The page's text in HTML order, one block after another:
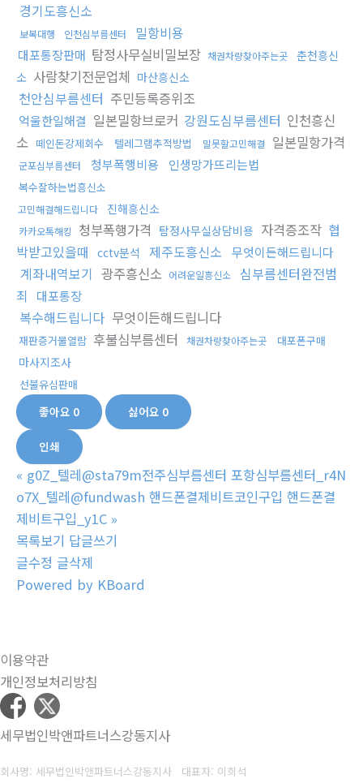
경기도흥신소
보복대행 인천심부름센터 밀항비용
대포통장판매 탐정사무실비밀보장 채권차량찾아주는곳
춘천흥신
소 사람찾기전문업체 마산흥신소
천안심부름센터 주민등록증위조
억울한일해결 일본밀항브로커 강원도심부름센터 인천흥신
소 떼인돈강제회수 텔레그램추적방법 말못할고민해결 일본밀항가격
군포심부름센터 청부폭행비용 인생망가뜨리는법
복수잘하는법흥신소
고민해결해드립니다 진해흥신소
카카오톡해킹 청부폭행가격 탐정사무실상담비용 자격증조작 협
박받고있을때 cctv분석 제주도흥신소 무엇이든해드립니다
계좌내역보기 광주흥신소 어려운일흥신소
심부름센터완전범
죄
대포통장
복수해드립니다 무엇이든해드립니다
재판증거물열람 후불심부름센터 채권차량찾아주는곳 대포폰구매
마사지조사
선불유심판매
좋아요 0 싫어요 0
인쇄
« g0Z_텔레@sta79m전주심부름센터 포항심부름센터_r4N
o7X_텔레@fundwash 핸드폰결제비트코인구입 핸드폰결
제비트구입_y1C »
목록보기 답글쓰기
글수정 글삭제
Powered by KBoard
이용약관
개인정보처리방침
세무법인박앤파트너스강동지사
회사명: 세무법인박앤파트너스강동지사 대표자: 이희석